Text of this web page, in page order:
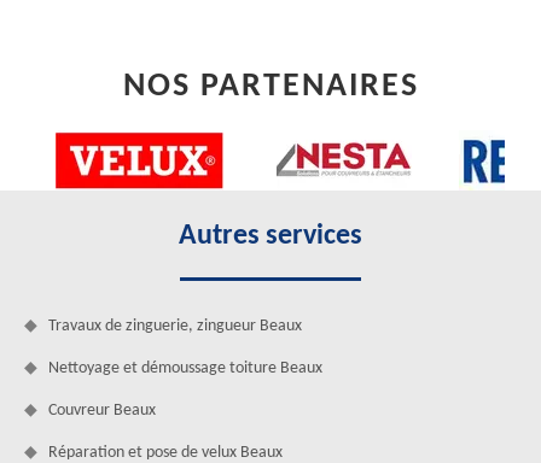
NOS PARTENAIRES
Autres services
Travaux de zinguerie, zingueur Beaux
Nettoyage et démoussage toiture Beaux
Couvreur Beaux
Réparation et pose de velux Beaux